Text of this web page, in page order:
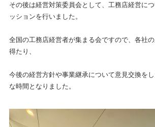
その後は経営対策委員会として、工務店経営に
ッションを行いました。
全国の工務店経営者が集まる会ですので、各社
得たり、
今後の経営方針や事業継承について意見交換を
な時間となりました。